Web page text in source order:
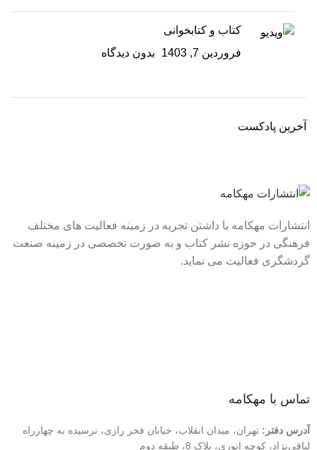
کتاب و کتابخوانی
فروردین 7, 1403
بدون دیدگاه
آخرین پادکست
انتشارات مهکامه با داشتن تجربه در زمینه فعالیت های مختلف
فرهنگی در حوزه نشر کتاب و به صورت تخصصی در زمینه صنعت
گردشگری فعالیت می نماید.
تماس با مهکامه
آدرس دفتر: تهران، میدان انقلاب، خیابان فخر رازی، نرسیده به چهارراه
لبافی‌نژاد، کوچه انوری، پلاک 8، طبقه دوم